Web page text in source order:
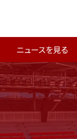
ニュースを見る